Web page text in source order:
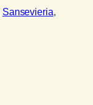
Sansevieria